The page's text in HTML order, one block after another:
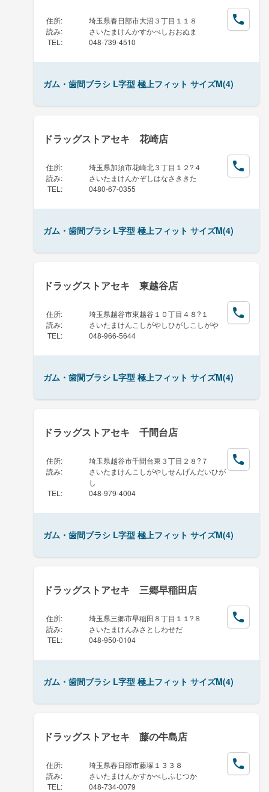
住所:
埼玉県春日部市大沼３丁目１１８
読み:
さいたまけんかすかべしおおぬま
TEL : 048-739-4510
ガム・歯間ブラシ L字型 極上フィット サイズM(4)
ドラッグストアセキ 花崎店
住所:
埼玉県加須市花崎北３丁目１２?４
読み:
さいたまけんかぞしはなさききた
TEL : 0480-67-0355
ガム・歯間ブラシ L字型 極上フィット サイズM(4)
ドラッグストアセキ 東越谷店
住所:
埼玉県越谷市東越谷１０丁目４８?１
読み:
さいたまけんこしがやしひがしこしがや
TEL : 048-966-5644
ガム・歯間ブラシ L字型 極上フィット サイズM(4)
ドラッグストアセキ 千間台店
住所:
埼玉県越谷市千間台東３丁目２８?７
読み:
さいたまけんこしがやしせんげんだいひが
し
TEL : 048-979-4004
ガム・歯間ブラシ L字型 極上フィット サイズM(4)
ドラッグストアセキ 三郷早稲田店
住所:
埼玉県三郷市早稲田８丁目１１?８
読み:
さいたまけんみさとしわせだ
TEL : 048-950-0104
ガム・歯間ブラシ L字型 極上フィット サイズM(4)
ドラッグストアセキ 藤の牛島店
住所:
埼玉県春日部市藤塚１３３８
読み:
さいたまけんかすかべしふじつか
TEL : 048-734-0079